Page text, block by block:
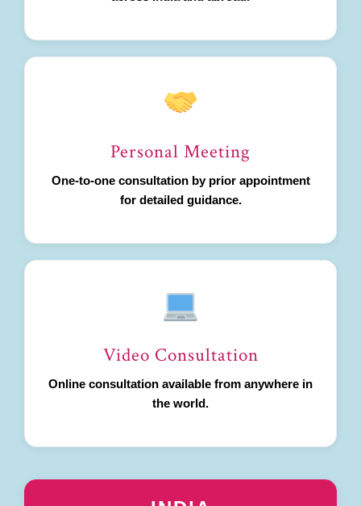
Personal Meeting
One-to-one consultation by prior appointment
for detailed guidance.
Video Consultation
Online consultation available from anywhere in
the world.